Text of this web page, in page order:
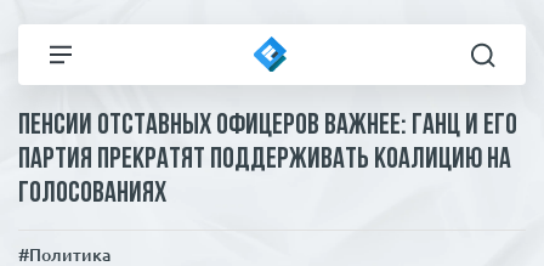
Все новости
Политика
Технологии
Пенсии отставных офицеров важнее: Ганц и его
партия прекратят поддерживать коалицию на
голосованиях
#Политика